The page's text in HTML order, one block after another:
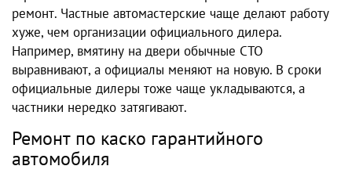
ремонт. Частные автомастерские чаще делают работу
хуже, чем организации официального дилера.
Например, вмятину на двери обычные СТО
выравнивают, а официалы меняют на новую. В сроки
официальные дилеры тоже чаще укладываются, а
частники нередко затягивают.
Ремонт по каско гарантийного
автомобиля